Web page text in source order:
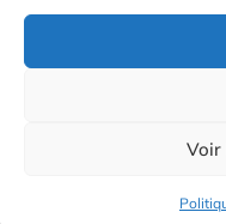
Voir
©